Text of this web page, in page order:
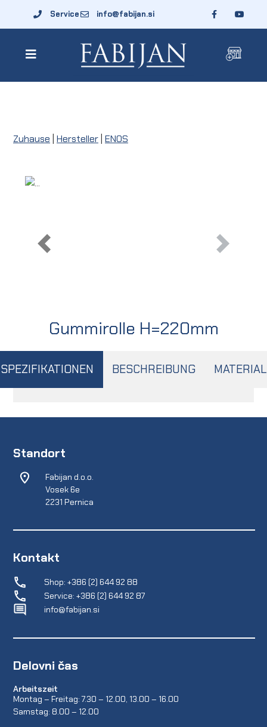
Service info@fabijan.si
Zuhause Hersteller ENOS
Gummirolle H=220mm
SPEZIFIKATIONEN BESCHREIBUNG MATERIAL
Standort
Fabijan d.o.o.
Vosek 6e
2231 Pernica
Kontakt
Shop: +386 (2) 644 92 88
Service: +386 (2) 644 92 87
info@fabijan.si
Delovni čas
Arbeitszeit
Montag – Freitag: 7.30 – 12.00, 13.00 – 16.00
Samstag: 8.00 – 12.00